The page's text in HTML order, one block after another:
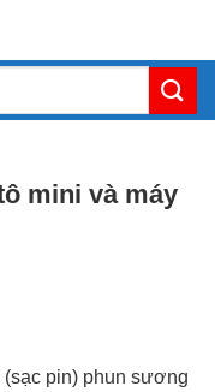
mini và máy
pin) phun sương